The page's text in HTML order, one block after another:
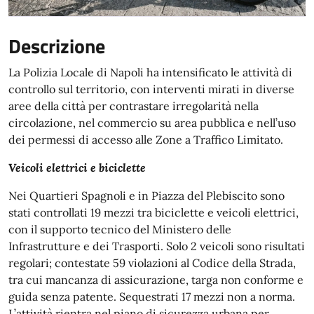
Descrizione
La Polizia Locale di Napoli ha intensificato le attività di
controllo sul territorio, con interventi mirati in diverse
aree della città per contrastare irregolarità nella
circolazione, nel commercio su area pubblica e nell’uso
dei permessi di accesso alle Zone a Traffico Limitato.
Veicoli elettrici e biciclette
Nei Quartieri Spagnoli e in Piazza del Plebiscito sono
stati controllati 19 mezzi tra biciclette e veicoli elettrici,
con il supporto tecnico del Ministero delle
Infrastrutture e dei Trasporti. Solo 2 veicoli sono risultati
regolari; contestate 59 violazioni al Codice della Strada,
tra cui mancanza di assicurazione, targa non conforme e
guida senza patente. Sequestrati 17 mezzi non a norma.